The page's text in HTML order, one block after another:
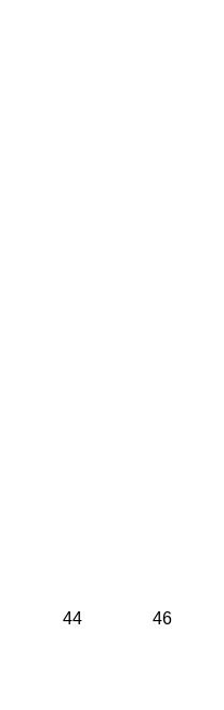
44
46